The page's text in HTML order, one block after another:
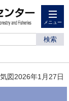
メニュー
検索
図2026年1月27日